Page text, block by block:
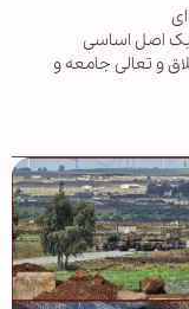
یک اصل اساسی
و تعالی جامعه و